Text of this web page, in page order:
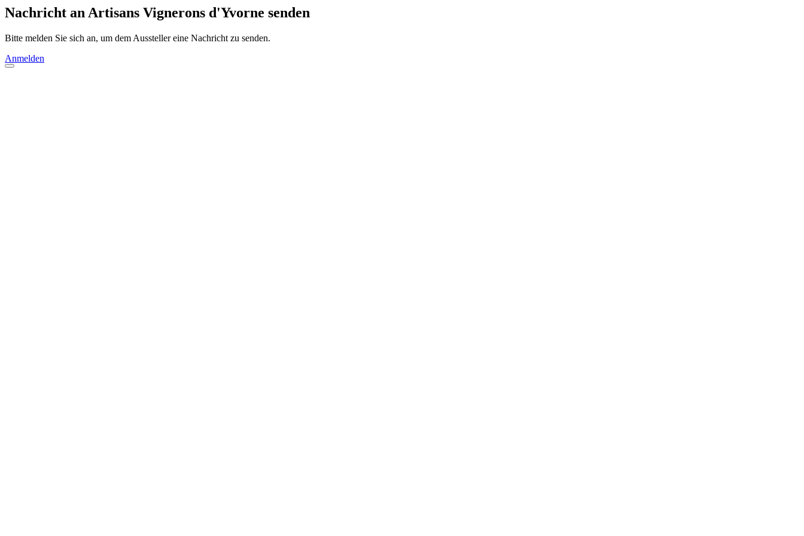
Nachricht an Artisans Vignerons d'Yvorne senden
Bitte melden Sie sich an, um dem Aussteller eine Nachricht zu senden.
Anmelden